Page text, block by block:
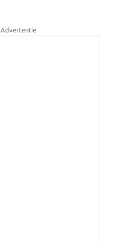
Advertentie